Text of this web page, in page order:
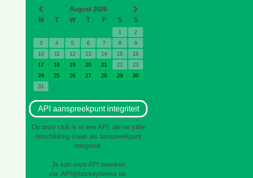
August 2026
M
T W T F S S
1
2
3
4 5 6 7 8
9
10
11 12 13 14 15
16
17
18 19 20 21 22
23
24
25 26 27 28 29
30
31
API aanspreekpunt integriteit
Op onze club is er een API die ter jullie
beschikking staan als aanspreekpunt
integriteit.
Je kan onze API bereiken
via: API@hockeytemse.be.